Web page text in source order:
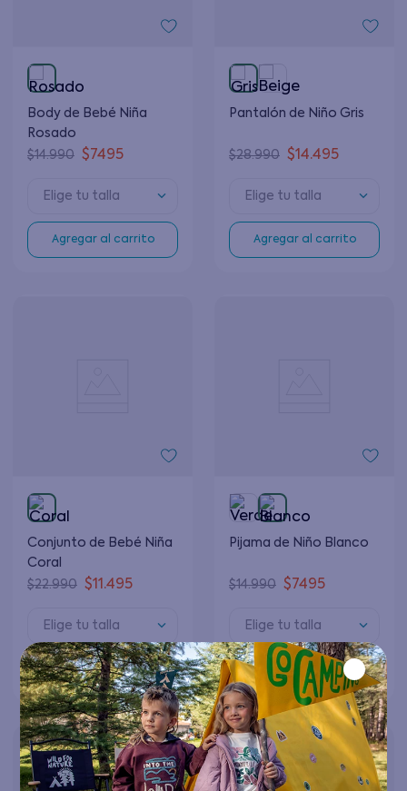
Body de Bebé Niña
Rosado
$14.990 $7495
Elige tu talla
Agregar al carrito
Pantalón de Niño Gris
$28.990 $14.495
Elige tu talla
Agregar al carrito
Conjunto de Bebé Niña
Coral
$22.990 $11 .495
Elige tu talla
Agregar al carrito
Pijama de Niño Blanco
$14.990 $7495
Elige tu talla
Agregar al carrito